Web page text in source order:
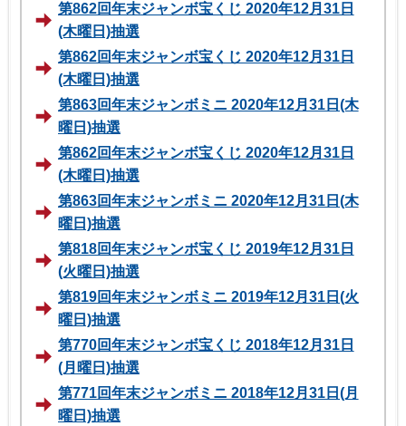
第862回年末ジャンボ宝くじ 2020年12月31日
(木曜日)抽選
第862回年末ジャンボ宝くじ 2020年12月31日
(木曜日)抽選
第863回年末ジャンボミニ 2020年12月31日(木
曜日)抽選
第862回年末ジャンボ宝くじ 2020年12月31日
(木曜日)抽選
第863回年末ジャンボミニ 2020年12月31日(木
曜日)抽選
第818回年末ジャンボ宝くじ 2019年12月31日
(火曜日)抽選
第819回年末ジャンボミニ 2019年12月31日(火
曜日)抽選
第770回年末ジャンボ宝くじ 2018年12月31日
(月曜日)抽選
第771回年末ジャンボミニ 2018年12月31日(月
曜日)抽選